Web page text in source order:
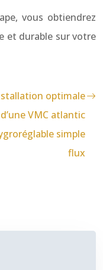
vous obtiendrez
et durable sur votre
optimale
d’une VMC atlantic
simple
flux